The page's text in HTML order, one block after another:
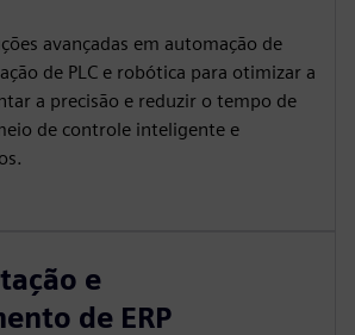
avançadas em automação de
de PLC e robótica para otimizar a
a precisão e reduzir o tempo de
de controle inteligente e
e
de ERP